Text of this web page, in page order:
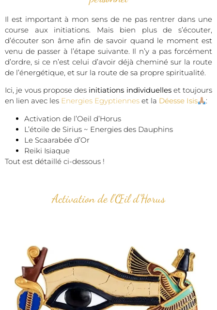
Il est important à mon sens de ne pas rentrer dans une
course aux initiations. Mais bien plus de s’écouter,
d’écouter son âme afin de savoir quand le moment est
venu de passer à l’étape suivante. Il n’y a pas forcément
d’ordre, si ce n’est celui d’avoir déjà cheminé sur la route
de l’énergétique, et sur la route de sa propre spiritualité.
Ici, je vous propose des initiations individuelleset toujours
en lien avec les Energies Egyptiennes et la Déesse Isis
:
Activation de l’Oeil d’Horus
L’étoile de Sirius ~ Energies des Dauphins
Le Scaarabée d’Or
Reiki Isiaque
Tout est détaillé ci-dessous !
Activation de l’Œil d’Horus